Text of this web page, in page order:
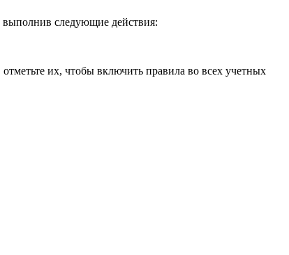
следующие действия:
их, чтобы включить правила во всех учетных